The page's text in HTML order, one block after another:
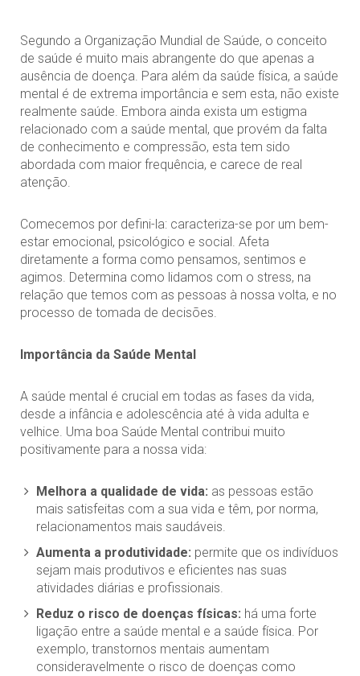
Segundo a Organização Mundial de Saúde, o conceito
de saúde é muito mais abrangente do que apenas a
ausência de doença. Para além da saúde física, a saúde
mental é de extrema importância e sem esta, não existe
realmente saúde. Embora ainda exista um estigma
relacionado com a saúde mental, que provém da falta
de conhecimento e compressão, esta tem sido
abordada com maior frequência, e carece de real
atenção.
Comecemos por defini-la: caracteriza-se por um bem-
estar emocional, psicológico e social. Afeta
diretamente a forma como pensamos, sentimos e
agimos. Determina como lidamos com o stress, na
relação que temos com as pessoas à nossa volta, e no
processo de tomada de decisões.
Importância da Saúde Mental
A saúde mental é crucial em todas as fases da vida,
desde a infância e adolescência até à vida adulta e
velhice. Uma boa Saúde Mental contribui muito
positivamente para a nossa vida:
Melhora a qualidade de vida: as pessoas estão
mais satisfeitas com a sua vida e têm, por norma,
relacionamentos mais saudáveis.
Aumenta a produtividade: permite que os indivíduos
sejam mais produtivos e eficientes nas suas
atividades diárias e profissionais.
Reduz o risco de doenças físicas: há uma forte
ligação entre a saúde mental e a saúde física. Por
exemplo, transtornos mentais aumentam
consideravelmente o risco de doenças como